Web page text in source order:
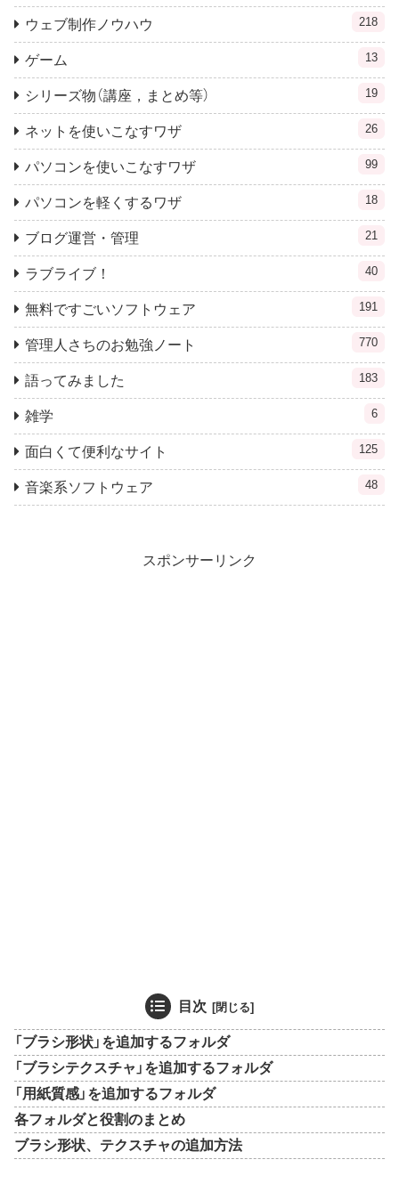
ウェブ制作ノウハウ 218
ゲーム 13
シリーズ物（講座，まとめ等） 19
ネットを使いこなすワザ 26
パソコンを使いこなすワザ 99
パソコンを軽くするワザ 18
ブログ運営・管理 21
ラブライブ！ 40
無料ですごいソフトウェア 191
管理人さちのお勉強ノート 770
語ってみました 183
雑学 6
面白くて便利なサイト 125
音楽系ソフトウェア 48
スポンサーリンク
目次
「ブラシ形状」を追加するフォルダ
「ブラシテクスチャ」を追加するフォルダ
「用紙質感」を追加するフォルダ
各フォルダと役割のまとめ
ブラシ形状、テクスチャの追加方法